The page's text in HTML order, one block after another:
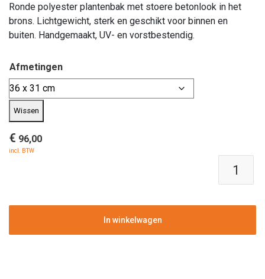
€ 342,00
Ronde polyester plantenbak met stoere betonlook in het
brons. Lichtgewicht, sterk en geschikt voor binnen en
buiten. Handgemaakt, UV- en vorstbestendig.
Afmetingen
Wissen
€ 96,00
incl. BTW
Grigio
Egg
In winkelwagen